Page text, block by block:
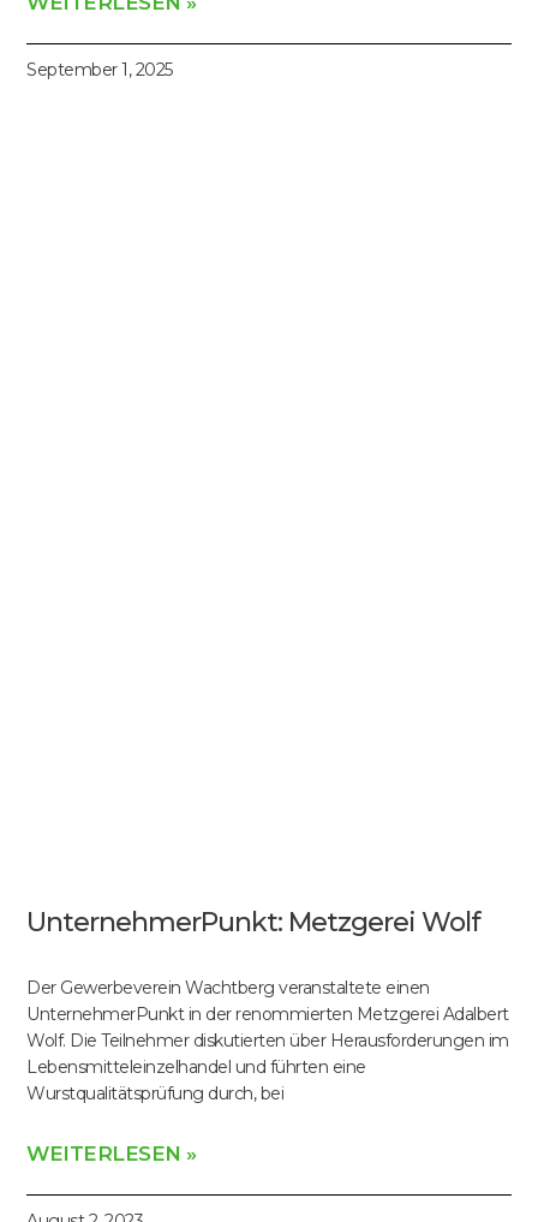
September 1, 2025
UnternehmerPunkt: Metzgerei Wolf
Der Gewerbeverein Wachtberg veranstaltete einen
UnternehmerPunkt in der renommierten Metzgerei Adalbert
Wolf. Die Teilnehmer diskutierten über Herausforderungen im
Lebensmitteleinzelhandel und führten eine
Wurstqualitätsprüfung durch, bei
WEITERLESEN »